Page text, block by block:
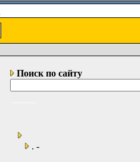
Поиск по сайту
. -